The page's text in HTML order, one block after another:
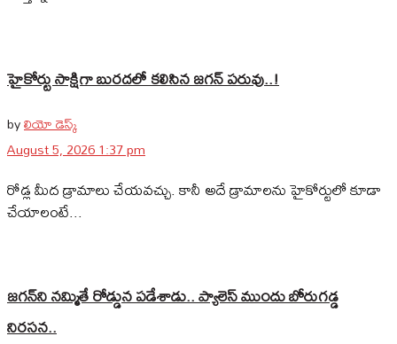
హైకోర్టు సాక్షిగా బురదలో కలిసిన జగన్ పరువు..!
byలియో డెస్క్
August 5, 2026 1:37 pm
రోడ్ల మీద డ్రామాలు చేయవచ్చు. కానీ అదే డ్రామాలను హైకోర్టులో కూడా
చేయాలంటే...
జగన్‌ని నమ్మితే రోడ్డున పడేశాడు.. ప్యాలెస్‌ ముందు బోరుగడ్డ
నిరసన..